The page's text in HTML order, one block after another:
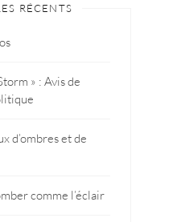
RÉCENTS
» : Avis de
d’ombres et de
comme l’éclair